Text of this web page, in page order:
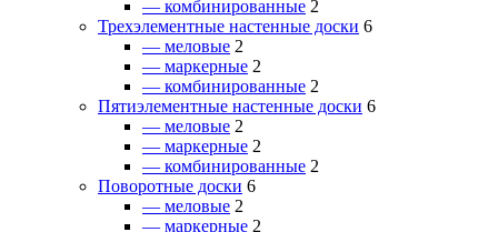
— комбинированные 2
Трехэлементные настенные доски 6
— меловые 2
— маркерные 2
— комбинированные 2
Пятиэлементные настенные доски 6
— меловые 2
— маркерные 2
— комбинированные 2
Поворотные доски 6
— меловые 2
— маркерные 2